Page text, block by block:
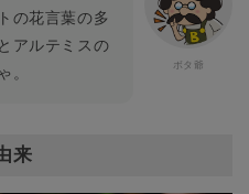
の花言葉の多
アルテミスの
。
来